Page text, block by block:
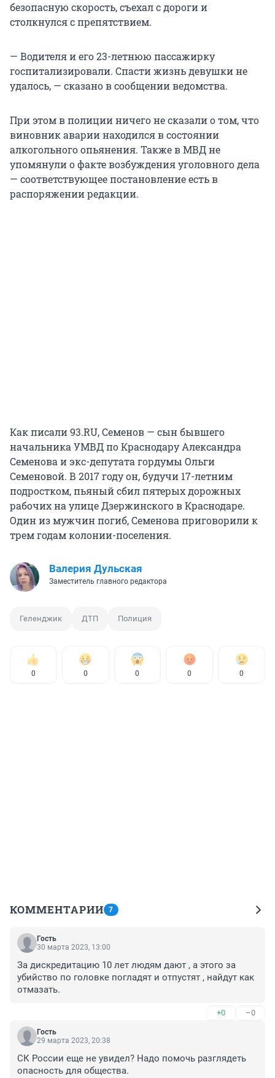
безопасную скорость, съехал с дороги и
столкнулся с препятствием.
— Водителя и его 23-летнюю пассажирку
госпитализировали. Спасти жизнь девушки не
удалось, — сказано в сообщении ведомства.
При этом в полиции ничего не сказали о том, что
виновник аварии находился в состоянии
алкогольного опьянения. Также в МВД не
упомянули о факте возбуждения уголовного дела
— соответствующее постановление есть в
распоряжении редакции.
Как писали 93.RU, Семенов — сын бывшего
начальника УМВД по Краснодару Александра
Семенова и экс-депутата гордумы Ольги
Семеновой. В 2017 году он, будучи 17-летним
подростком, пьяный сбил пятерых дорожных
рабочих на улице Дзержинского в Краснодаре.
Один из мужчин погиб, Семенова приговорили к
трем годам колонии-поселения.
Валерия Дульская
Заместитель главного редактора
Геленджик ДТП Полиция
0 0 0 0 0
КОММЕНТАРИИ 7
Гость
30 марта 2023, 13:00
За дискредитацию 10 лет людям дают , а этого за
убийство по головке погладят и отпустят , найдут как
отмазать.
+0 –0
Гость
29 марта 2023, 20:38
СК России еще не увидел? Надо помочь разглядеть
опасность для общества.